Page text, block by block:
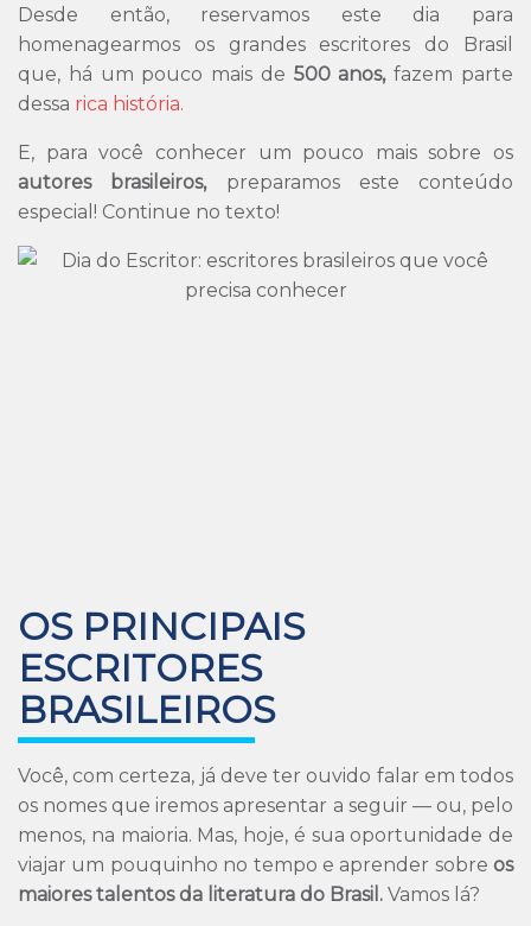
Desde então, reservamos este dia para
homenagearmos os grandes escritores do Brasil
que, há um pouco mais de 500 anos,fazem parte
dessa rica história.
E, para você conhecer um pouco mais sobre os
autores brasileiros,preparamos este conteúdo
especial! Continue no texto!
OS PRINCIPAIS
ESCRITORES
BRASILEIROS
Você, com certeza, já deve ter ouvido falar em todos
os nomes que iremos apresentar a seguir — ou, pelo
menos, na maioria. Mas, hoje, é sua oportunidade de
viajar um pouquinho no tempo e aprender sobre os
maiores talentos da literatura do Brasil. Vamos lá?